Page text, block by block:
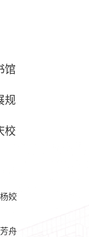
馆
规
校
姣
舟